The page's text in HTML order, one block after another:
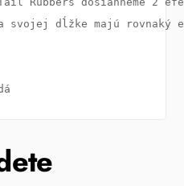
svojej dĺžke majú rovnaký